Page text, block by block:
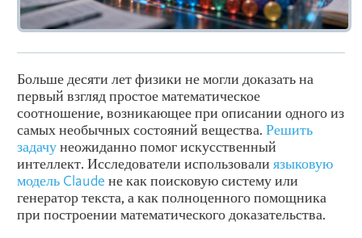
Больше десяти лет физики не могли доказать на
первый взгляд простое математическое
соотношение, возникающее при описании одного из
самых необычных состояний вещества. Решить
задачунеожиданно помог искусственный
интеллект. Исследователи использовали языковую
модель Claude не как поисковую систему или
генератор текста, а как полноценного помощника
при построении математического доказательства.